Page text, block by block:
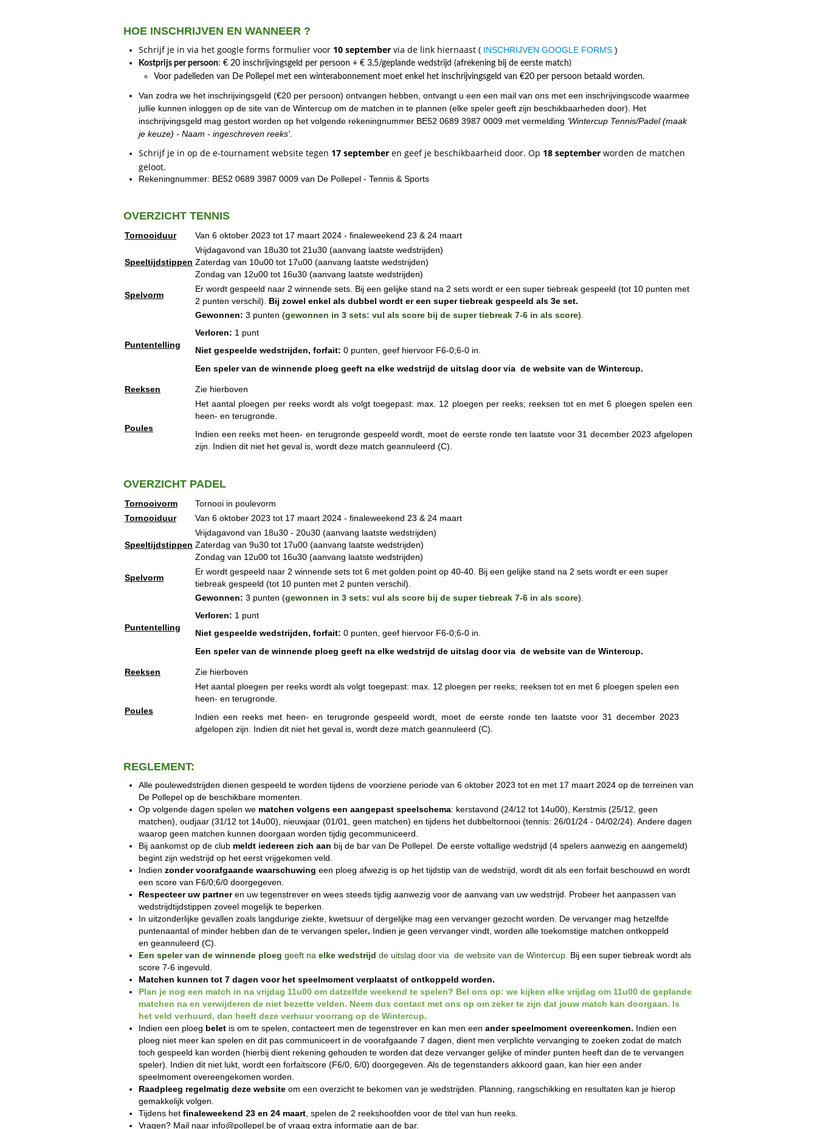
HOE INSCHRIJVEN EN WANNEER ?
Schrijf je in via het google forms formulier voor 10 september via de link hiernaast ( INSCHRIJVEN GOOGLE FORMS )
Kostprijs per persoon: € 20 inschrijvingsgeld per persoon + € 3,5/geplande wedstrijd (afrekening bij de eerste match)
Voor padelleden van De Pollepel met een winterabonnement moet enkel het inschrijvingsgeld van €20 per persoon betaald worden.
Van zodra we het inschrijvingsgeld (€20 per persoon) ontvangen hebben, ontvangt u een een mail van ons met een inschrijvingscode waarmee
jullie kunnen inloggen op de site van de Wintercup om de matchen in te plannen (elke speler geeft zijn beschikbaarheden door). Het
inschrijvingsgeld mag gestort worden op het volgende rekeningnummer BE52 0689 3987 0009 met vermelding 'Wintercup Tennis/Padel (maak
je keuze) - Naam - ingeschreven reeks'.
Schrijf je in op de e-tournament website tegen 17 september en geef je beschikbaarheid door. Op 18 september worden de matchen
geloot.
Rekeningnummer: BE52 0689 3987 0009 van De Pollepel - Tennis & Sports
OVERZICHT TENNIS
Tornooiduur Van 6 oktober 2023 tot 17 maart 2024 - finaleweekend 23 & 24 maart
Speeltijdstippen
Vrijdagavond van 18u30 tot 21u30 (aanvang laatste wedstrijden)
Zaterdag van 10u00 tot 17u00 (aanvang laatste wedstrijden)
Zondag van 12u00 tot 16u30 (aanvang laatste wedstrijden)
Spelvorm
Er wordt gespeeld naar 2 winnende sets. Bij een gelijke stand na 2 sets wordt er een super tiebreak gespeeld (tot 10 punten met
2 punten verschil). Bij zowel enkel als dubbel wordt er een super tiebreak gespeeld als 3e set.
Puntentelling
Gewonnen: 3 punten (gewonnen in 3 sets: vul als score bij de super tiebreak 7-6 in als score).
Verloren: 1 punt
Niet gespeelde wedstrijden, forfait: 0 punten, geef hiervoor F6-0;6-0 in.
Een speler van de winnende ploeg geeft na elke wedstrijd de uitslag door via de website van de Wintercup.
Reeksen Zie hierboven
Poules
Het aantal ploegen per reeks wordt als volgt toegepast: max. 12 ploegen per reeks; reeksen tot en met 6 ploegen spelen een
heen- en terugronde.
Indien een reeks met heen- en terugronde gespeeld wordt, moet de eerste ronde ten laatste voor 31 december 2023 afgelopen
zijn. Indien dit niet het geval is, wordt deze match geannuleerd (C).
OVERZICHT PADEL
Tornooivorm
Tornooi in poulevorm
Tornooiduur
Van 6 oktober 2023 tot 17 maart 2024 - finaleweekend 23 & 24 maart
Speeltijdstippen
Vrijdagavond van 18u30 - 20u30 (aanvang laatste wedstrijden)
Zaterdag van 9u30 tot 17u00 (aanvang laatste wedstrijden)
Zondag van 12u00 tot 16u30 (aanvang laatste wedstrijden)
Spelvorm
Er wordt gespeeld naar 2 winnende sets tot 6 met golden point op 40-40. Bij een gelijke stand na 2 sets wordt er een super
tiebreak gespeeld (tot 10 punten met 2 punten verschil).
Puntentelling
Gewonnen: 3 punten (gewonnen in 3 sets: vul als score bij de super tiebreak 7-6 in als score).
Verloren: 1 punt
Niet gespeelde wedstrijden, forfait: 0 punten, geef hiervoor F6-0;6-0 in.
Een speler van de winnende ploeg geeft na elke wedstrijd de uitslag door via de website van de Wintercup.
Reeksen Zie hierboven
Poules
Het aantal ploegen per reeks wordt als volgt toegepast: max. 12 ploegen per reeks; reeksen tot en met 6 ploegen spelen een
heen- en terugronde.
Indien een reeks met heen- en terugronde gespeeld wordt, moet de eerste ronde ten laatste voor 31 december 2023
afgelopen zijn. Indien dit niet het geval is, wordt deze match geannuleerd (C).
REGLEMENT:
Alle poulewedstrijden dienen gespeeld te worden tijdens de voorziene periode van 6 oktober 2023 tot en met 17 maart 2024 op de terreinen van
De Pollepel op de beschikbare momenten.
Op volgende dagen spelen we matchen volgens een aangepast speelschema: kerstavond (24/12 tot 14u00), Kerstmis (25/12, geen
matchen), oudjaar (31/12 tot 14u00), nieuwjaar (01/01, geen matchen) en tijdens het dubbeltornooi (tennis: 26/01/24 - 04/02/24). Andere dagen
waarop geen matchen kunnen doorgaan worden tijdig gecommuniceerd.
Bij aankomst op de club meldt iedereen zich aan bij de bar van De Pollepel. De eerste voltallige wedstrijd (4 spelers aanwezig en aangemeld)
begint zijn wedstrijd op het eerst vrijgekomen veld.
Indien zonder voorafgaande waarschuwing een ploeg afwezig is op het tijdstip van de wedstrijd, wordt dit als een forfait beschouwd en wordt
een score van F6/0;6/0 doorgegeven.
Respecteer uw partneren uw tegenstrever en wees steeds tijdig aanwezig voor de aanvang van uw wedstrijd. Probeer het aanpassen van
wedstrijdtijdstippen zoveel mogelijk te beperken.
In uitzonderlijke gevallen zoals langdurige ziekte, kwetsuur of dergelijke mag een vervanger gezocht worden. De vervanger mag hetzelfde
puntenaantal of minder hebben dan de te vervangen speler. Indien je geen vervanger vindt, worden alle toekomstige matchen ontkoppeld
en geannuleerd (C).
Een speler van de winnende ploeg geeft na elke wedstrijd de uitslag door via de website van de Wintercup. Bij een super tiebreak wordt als
score 7-6 ingevuld.
Matchen kunnen tot 7 dagen voor het speelmoment verplaatst of ontkoppeld worden.
Plan je nog een match in na vrijdag 11u00 om datzelfde weekend te spelen? Bel ons op: we kijken elke vrijdag om 11u00 de geplande
matchen na en verwijderen de niet bezette velden. Neem dus contact met ons op om zeker te zijn dat jouw match kan doorgaan. Is
het veld verhuurd, dan heeft deze verhuur voorrang op de Wintercup.
Indien een ploeg belet is om te spelen, contacteert men de tegenstrever en kan men een ander speelmoment overeenkomen. Indien een
ploeg niet meer kan spelen en dit pas communiceert in de voorafgaande 7 dagen, dient men verplichte vervanging te zoeken zodat de match
toch gespeeld kan worden (hierbij dient rekening gehouden te worden dat deze vervanger gelijke of minder punten heeft dan de te vervangen
speler). Indien dit niet lukt, wordt een forfaitscore (F6/0, 6/0) doorgegeven. Als de tegenstanders akkoord gaan, kan hier een ander
speelmoment overeengekomen worden.
Raadpleeg regelmatig deze website om een overzicht te bekomen van je wedstrijden. Planning, rangschikking en resultaten kan je hierop
gemakkelijk volgen.
Tijdens het finaleweekend 23 en 24 maart, spelen de 2 reekshoofden voor de titel van hun reeks.
Vragen? Mail naar info@pollepel.be of vraag extra informatie aan de bar.